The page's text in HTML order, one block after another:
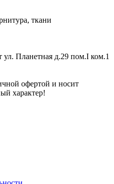
ткани
Планетная д.29 пом.I ком.1
офертой и носит
характер!